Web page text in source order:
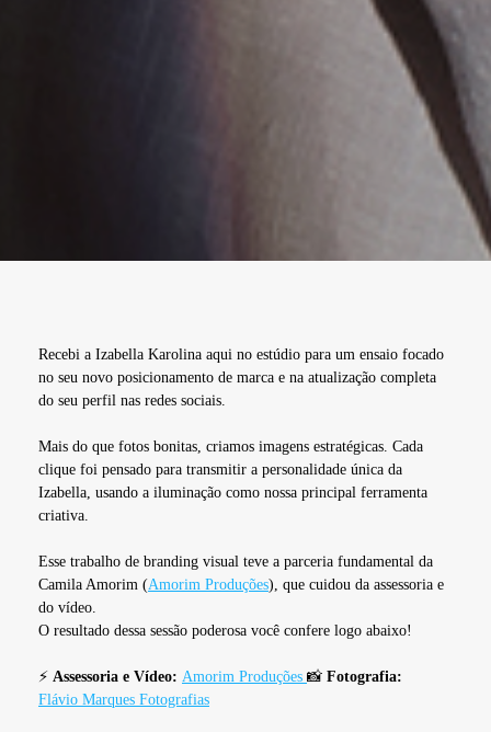
Recebi a Izabella Karolina aqui no estúdio para um ensaio focado
no seu novo posicionamento de marca e na atualização completa
do seu perfil nas redes sociais.
Mais do que fotos bonitas, criamos imagens estratégicas. Cada
clique foi pensado para transmitir a personalidade única da
Izabella, usando a iluminação como nossa principal ferramenta
criativa.
Esse trabalho de branding visual teve a parceria fundamental da
Camila Amorim (Amorim Produções), que cuidou da assessoria e
do vídeo.
O resultado dessa sessão poderosa você confere logo abaixo!
⚡ Assessoria e Vídeo: Amorim Produções 📸 Fotografia:
Flávio Marques Fotografias